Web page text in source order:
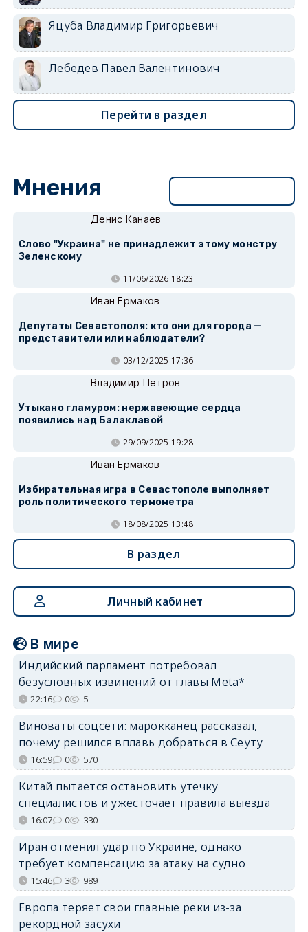
Яцуба Владимир Григорьевич
Лебедев Павел Валентинович
Перейти в раздел
Мнения
Денис Канаев
Слово "Украина" не принадлежит этому монстру
Зеленскому
11/06/2026 18:23
Иван Ермаков
Депутаты Севастополя: кто они для города —
представители или наблюдатели?
03/12/2025 17:36
Владимир Петров
Утыкано гламуром: нержавеющие сердца
появились над Балаклавой
29/09/2025 19:28
Иван Ермаков
Избирательная игра в Севастополе выполняет
роль политического термометра
18/08/2025 13:48
В раздел
Личный кабинет
В мире
Индийский парламент потребовал
безусловных извинений от главы Meta*
22:16 0 5
Виноваты соцсети: марокканец рассказал,
почему решился вплавь добраться в Сеуту
16:59 0 570
Китай пытается остановить утечку
специалистов и ужесточает правила выезда
16:07 0 330
Иран отменил удар по Украине, однако
требует компенсацию за атаку на судно
15:46 3 989
Европа теряет свои главные реки из-за
рекордной засухи